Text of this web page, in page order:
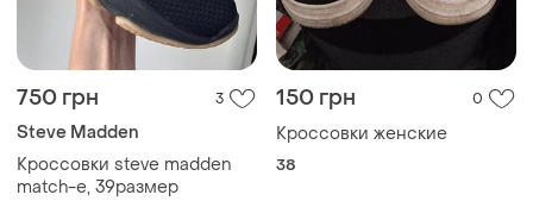
750 грн 3
Steve Madden
Кроссовки steve madden
match-e, 39размер
150 грн 0
Кроссовки женские
38